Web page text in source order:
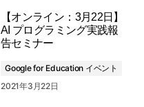
【オンライン：3月22日】
AI プログラミング実践報
告セミナー
Google for Education イベント
2021年3月22日